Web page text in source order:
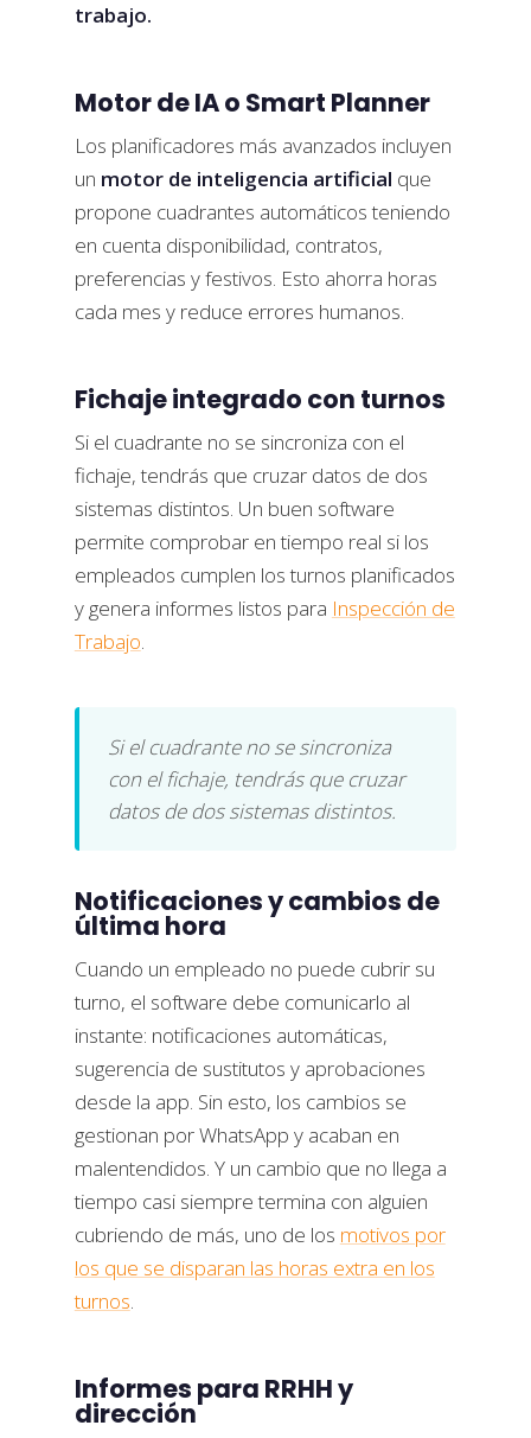
trabajo.
Motor de IA o Smart Planner
Los planificadores más avanzados incluyen
un motor de inteligencia artificial que
propone cuadrantes automáticos teniendo
en cuenta disponibilidad, contratos,
preferencias y festivos. Esto ahorra horas
cada mes y reduce errores humanos.
Fichaje integrado con turnos
Si el cuadrante no se sincroniza con el
fichaje, tendrás que cruzar datos de dos
sistemas distintos. Un buen software
permite comprobar en tiempo real si los
empleados cumplen los turnos planificados
y genera informes listos para Inspección de
Trabajo.
Si el cuadrante no se sincroniza
con el fichaje, tendrás que cruzar
datos de dos sistemas distintos.
Notificaciones y cambios de
última hora
Cuando un empleado no puede cubrir su
turno, el software debe comunicarlo al
instante: notificaciones automáticas,
sugerencia de sustitutos y aprobaciones
desde la app. Sin esto, los cambios se
gestionan por WhatsApp y acaban en
malentendidos. Y un cambio que no llega a
tiempo casi siempre termina con alguien
cubriendo de más, uno de los motivos por
los que se disparan las horas extra en los
turnos.
Informes para RRHH y
dirección